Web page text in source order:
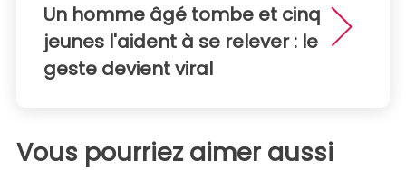
Un homme âgé tombe et cinq
jeunes l'aident à se relever : le
geste devient viral
Vous pourriez aimer aussi